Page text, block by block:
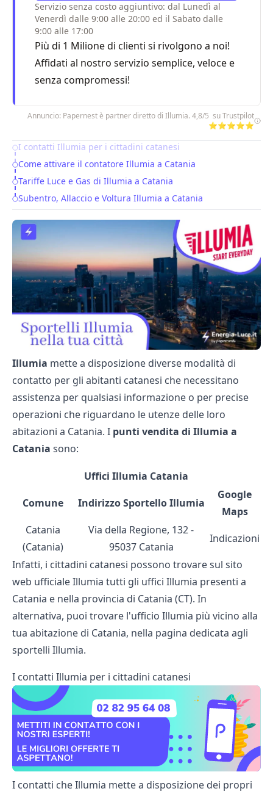
Servizio senza costo aggiuntivo: dal Lunedì al
Venerdì dalle 9:00 alle 20:00 ed il Sabato dalle
9:00 alle 17:00
Più di 1 Milione di clienti si rivolgono a noi!
Affidati al nostro servizio semplice, veloce e
senza compromessi!
Annuncio: Papernest è partner diretto di Illumia. 4,8/5 su Trustpilot
⭐⭐⭐⭐⭐
Table of Contents
I contatti Illumia per i cittadini catanesi
Come attivare il contatore Illumia a Catania
Tariffe Luce e Gas di Illumia a Catania
Subentro, Allaccio e Voltura Illumia a Catania
Illumia mette a disposizione diverse modalità di
contatto per gli abitanti catanesi che necessitano
assistenza per qualsiasi informazione o per precise
operazioni che riguardano le utenze delle loro
abitazioni a Catania. I punti vendita di Illumia a
Catania sono:
Uffici Illumia Catania
Comune
Indirizzo Sportello Illumia
Google
Maps
Catania
(Catania)
Via della Regione, 132 -
95037 Catania
Indicazioni
Infatti, i cittadini catanesi possono trovare sul sito
web ufficiale Illumia tutti gli uffici Illumia presenti a
Catania e nella provincia di Catania (CT). In
alternativa, puoi trovare l'ufficio Illumia più vicino alla
tua abitazione di Catania, nella pagina dedicata agli
sportelli Illumia.
I contatti Illumia per i cittadini catanesi
I contatti che Illumia mette a disposizione dei propri